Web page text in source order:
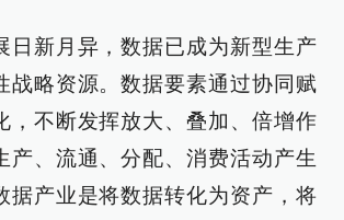
日新月异，数据已成为新型生产
战略资源。数据要素通过协同赋
，不断发挥放大、叠加、倍增作
产、流通、分配、消费活动产生
据产业是将数据转化为资产，将